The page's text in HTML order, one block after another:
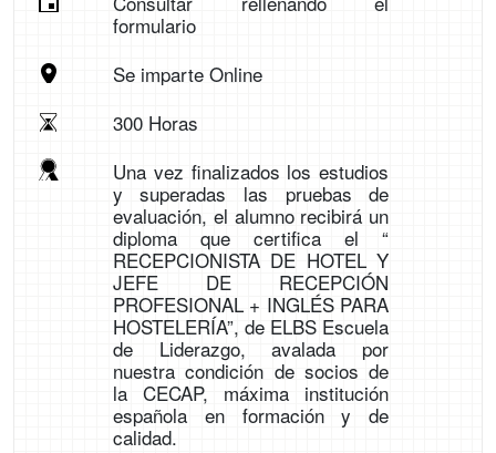
formulario
Se imparte Online
300 Horas
Una vez finalizados los estudios
y superadas las pruebas de
evaluación, el alumno recibirá un
diploma que certifica el “
RECEPCIONISTA DE HOTEL Y
JEFE DE RECEPCIÓN
PROFESIONAL + INGLÉS PARA
HOSTELERÍA”, de ELBS Escuela
de Liderazgo, avalada por
nuestra condición de socios de
la CECAP, máxima institución
española en formación y de
calidad.